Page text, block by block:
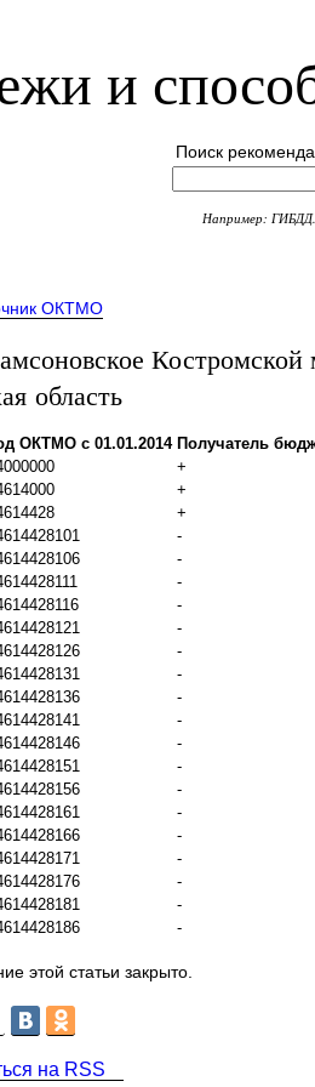
и
Поиск
Например: ГИБДД.
ОКТМО
Костромской
область
ОКТМО с 01.01.2014 Получатель
+
+
+
-
-
-
-
-
-
-
-
-
-
-
-
-
-
-
-
-
-
этой статьи закрыто.
на RSS